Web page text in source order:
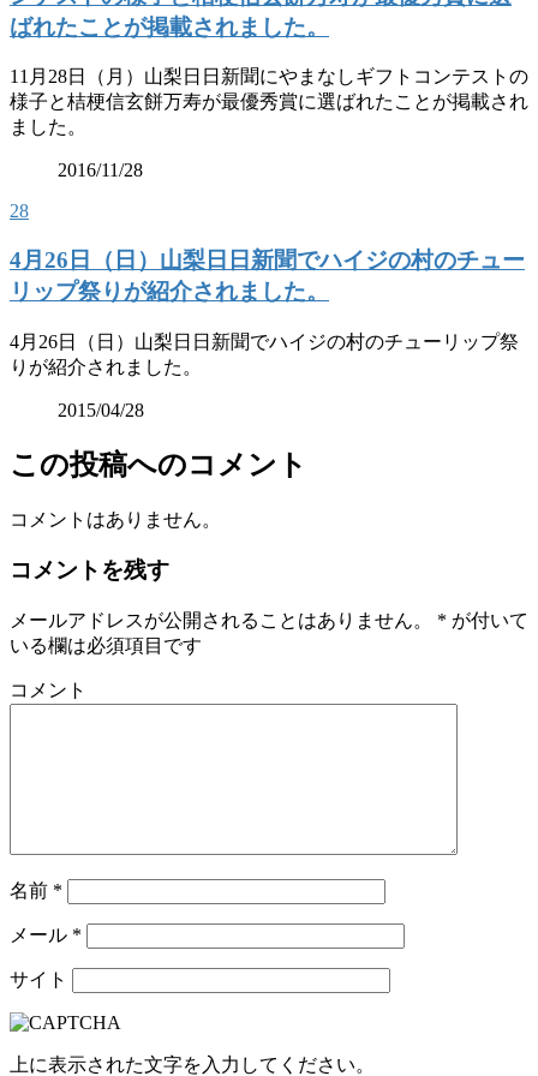
ばれたことが掲載されました。
11月28日（月）山梨日日新聞にやまなしギフトコンテストの
様子と桔梗信玄餅万寿が最優秀賞に選ばれたことが掲載され
ました。
2016/11/28
28
4月26日（日）山梨日日新聞でハイジの村のチュー
リップ祭りが紹介されました。
4月26日（日）山梨日日新聞でハイジの村のチューリップ祭
りが紹介されました。
2015/04/28
この投稿へのコメント
コメントはありません。
コメントを残す
メールアドレスが公開されることはありません。 * が付いて
いる欄は必須項目です
コメント
名前 *
メール *
サイト
上に表示された文字を入力してください。